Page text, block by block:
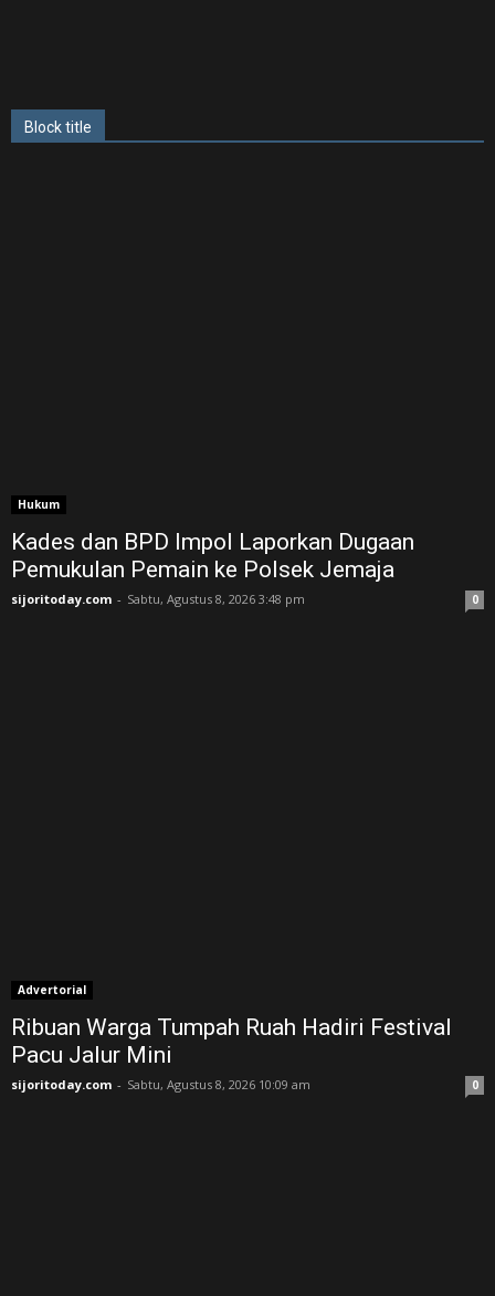
Block title
Hukum
Kades dan BPD Impol Laporkan Dugaan
Pemukulan Pemain ke Polsek Jemaja
sijoritoday.com - Sabtu, Agustus 8, 2026 3:48 pm 0
Advertorial
Ribuan Warga Tumpah Ruah Hadiri Festival
Pacu Jalur Mini
sijoritoday.com - Sabtu, Agustus 8, 2026 10:09 am 0